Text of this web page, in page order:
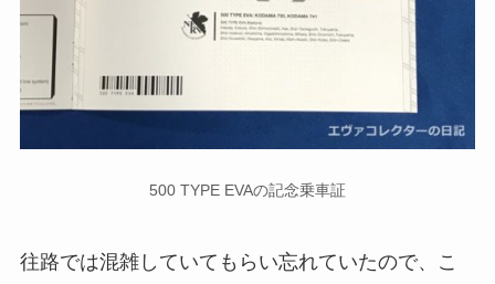
500 TYPE EVAの記念乗車証
往路では混雑していてもらい忘れていたので、こ